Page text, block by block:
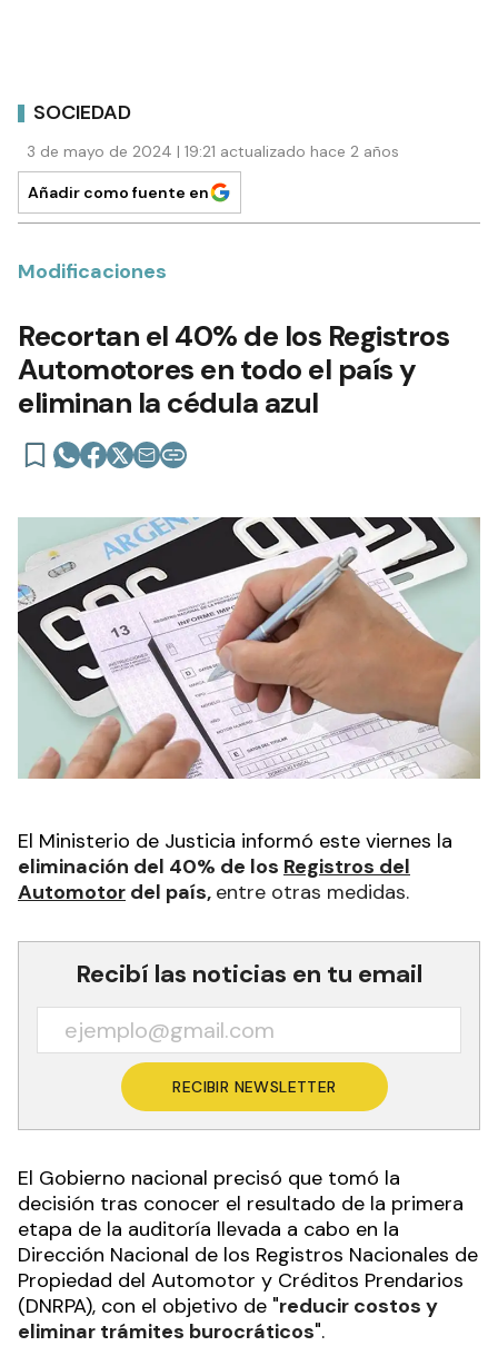
SOCIEDAD
3 de mayo de 2024 | 19:21 actualizado hace 2 años
Añadir como fuente en
Modificaciones
Recortan el 40% de los Registros
Automotores en todo el país y
eliminan la cédula azul
El Ministerio de Justicia informó este viernes la
eliminación del 40% de los Registros del
Automotor del país, entre otras medidas.
Recibí las noticias en tu email
RECIBIR NEWSLETTER
El Gobierno nacional precisó que tomó la
decisión tras conocer el resultado de la primera
etapa de la auditoría llevada a cabo en la
Dirección Nacional de los Registros Nacionales de
Propiedad del Automotor y Créditos Prendarios
(DNRPA), con el objetivo de "reducir costos y
eliminar trámites burocráticos".